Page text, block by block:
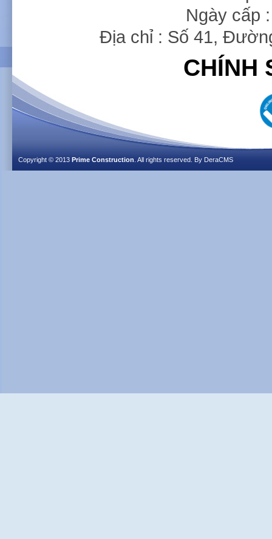
Ngày cấp
Địa chỉ : Số 41,
CHÍNH
Copyright © 2013 Prime Construction . All rights reserved. By DeraCMS